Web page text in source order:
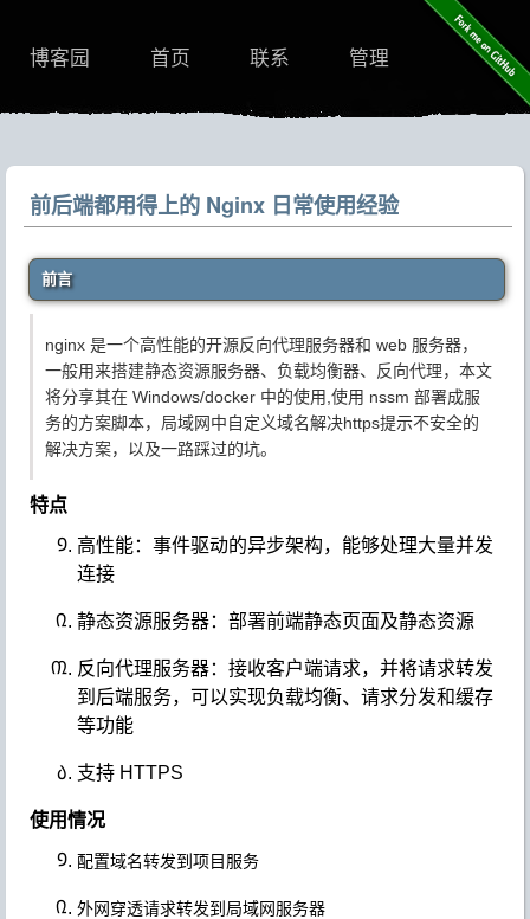
博客园 首页 联系 管理
前后端都用得上的 Nginx 日常使用经验
前言
nginx 是一个高性能的开源反向代理服务器和 web 服务器，
一般用来搭建静态资源服务器、负载均衡器、反向代理，本文
将分享其在 Windows/docker 中的使用,使用 nssm 部署成服
务的方案脚本，局域网中自定义域名解决https提示不安全的
解决方案，以及一路踩过的坑。
特点
高性能：事件驱动的异步架构，能够处理大量并发
连接
静态资源服务器：部署前端静态页面及静态资源
反向代理服务器：接收客户端请求，并将请求转发
到后端服务，可以实现负载均衡、请求分发和缓存
等功能
支持 HTTPS
使用情况
配置域名转发到项目服务
外网穿透请求转发到局域网服务器